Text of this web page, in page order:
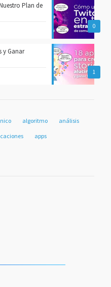
0
Plan de
1
y Ganar
algoritmo
análisis
apps